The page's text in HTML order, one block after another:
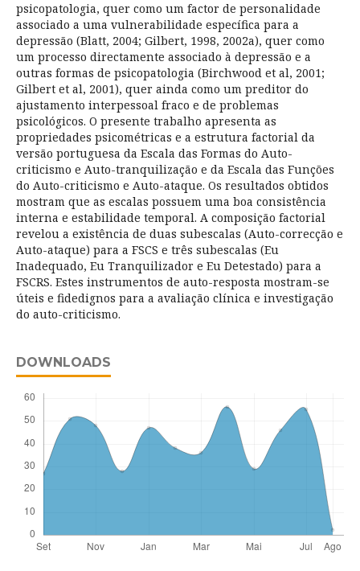
psicopatologia, quer como um factor de personalidade
associado a uma vulnerabilidade específica para a
depressão (Blatt, 2004; Gilbert, 1998, 2002a), quer como
um processo directamente associado à depressão e a
outras formas de psicopatologia (Birchwood et al, 2001;
Gilbert et al, 2001), quer ainda como um preditor do
ajustamento interpessoal fraco e de problemas
psicológicos. O presente trabalho apresenta as
propriedades psicométricas e a estrutura factorial da
versão portuguesa da Escala das Formas do Auto-
criticismo e Auto-tranquilização e da Escala das Funções
do Auto-criticismo e Auto-ataque. Os resultados obtidos
mostram que as escalas possuem uma boa consistência
interna e estabilidade temporal. A composição factorial
revelou a existência de duas subescalas (Auto-correcção e
Auto-ataque) para a FSCS e três subescalas (Eu
Inadequado, Eu Tranquilizador e Eu Detestado) para a
FSCRS. Estes instrumentos de auto-resposta mostram-se
úteis e fidedignos para a avaliação clínica e investigação
do auto-criticismo.
DOWNLOADS